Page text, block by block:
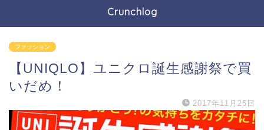
Crunchlog
ファッション
【UNIQLO】ユニクロ誕生感謝祭で買
いだめ！
2017年11月25日